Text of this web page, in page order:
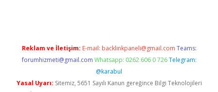
Reklam ve İletişim: E-mail: backlinkpaneli@gmail.com Teams:
forumhizmeti@gmail.com Whatsapp: 0262 606 0 726 Telegram:
@karabul
Yasal Uyarı: Sitemiz, 5651 Sayılı Kanun gereğince Bilgi Teknolojileri